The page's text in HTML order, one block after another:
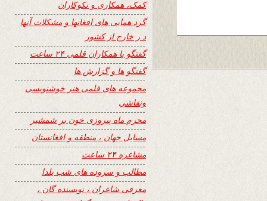
کمک، همکاری و نکوکاران
گرد همایی های افغانها و مشکلات آنها
د ر خارج از کشور
گفتگو با همکاران قلمی ۲۴ ساعت
گفتگو ها و گزارش ها
مجموعه های قلمی هنر خوشنویسی
ونقاشی
محرم ماه پیروزی خون بر شمشیر
مسایل جهان ، منطقه و افغانستان
مشاعره ۲۴ ساعت
مطالب و سروده های شب یلدا
معرفی شاعران ، نویسنده گان ،